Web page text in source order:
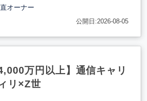
直オーナー
公開日:2026-08-05
万円以上】通信キャリ
リ×Z世